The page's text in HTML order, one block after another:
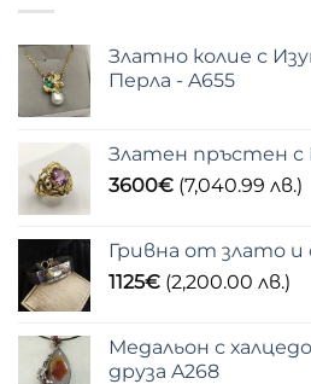
Златно колие с
Перла - A655
Златен пръстен с
3600€ (7,040.99 лв.)
Гривна от злато и
1125€ (2,200.00 лв.)
Медальон с
друза A268